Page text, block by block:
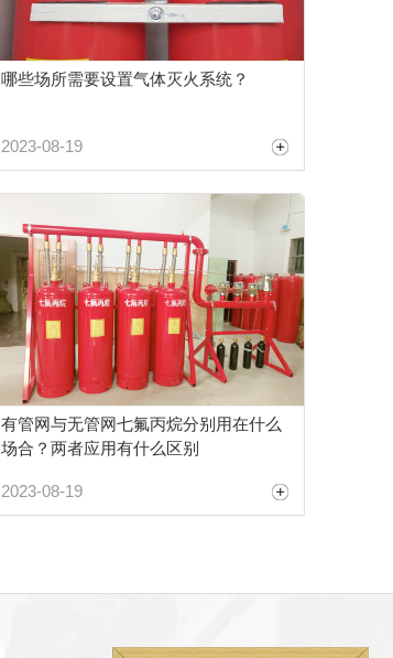
哪些场所需要设置气体灭火系统？
2023-08-19
有管网与无管网七氟丙烷分别用在什么
场合？两者应用有什么区别
2023-08-19